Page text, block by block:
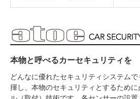
本物と呼べるカーセキュリティを
どんなに優れたセキュリティシステム
揮し、本物のセキュリティとするため